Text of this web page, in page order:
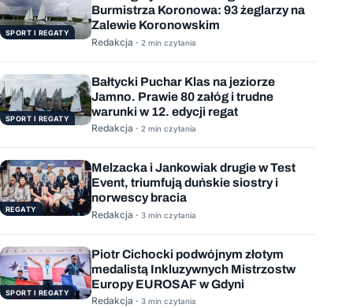
SPORT I REGATY
Burmistrza Koronowa: 93 żeglarzy na
Zalewie Koronowskim
Redakcja · 2 min czytania
SPORT I REGATY
Bałtycki Puchar Klas na jeziorze
Jamno. Prawie 80 załóg i trudne
warunki w 12. edycji regat
Redakcja · 2 min czytania
REGATY
Melzacka i Jankowiak drugie w Test
Event, triumfują duńskie siostry i
norwescy bracia
Redakcja · 3 min czytania
SPORT I REGATY
Piotr Cichocki podwójnym złotym
medalistą Inkluzywnych Mistrzostw
Europy EUROSAF w Gdyni
Redakcja · 3 min czytania